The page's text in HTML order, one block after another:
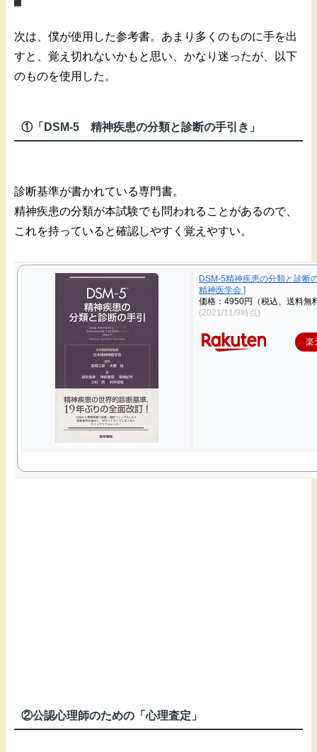
次は、僕が使用した参考書。あまり多くのものに手を出
すと、覚え切れないかもと思い、かなり迷ったが、以下
のものを使用した。
①「DSM-5 精神疾患の分類と診断の手引き」
診断基準が書かれている専門書。
精神疾患の分類が本試験でも問われることがあるので、
これを持っていると確認しやすく覚えやすい。
DSM-5精神疾患の分類と診断
精神医学会 ]
価格：4950円（税込、送料無
(2021/11/9時点)
楽
②公認心理師のための「心理査定」